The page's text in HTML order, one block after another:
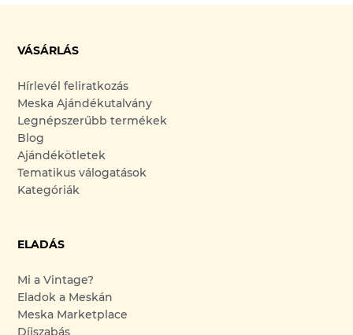
VÁSÁRLÁS
Hírlevél feliratkozás
Meska Ajándékutalvány
Legnépszerűbb termékek
Blog
Ajándékötletek
Tematikus válogatások
Kategóriák
ELADÁS
Mi a Vintage?
Eladok a Meskán
Meska Marketplace
Díjszabás